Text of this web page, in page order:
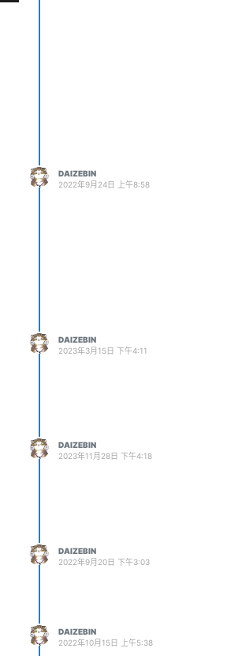
DAIZEBIN
2022年9月24日 上午8:58
DAIZEBIN
2023年3月15日 下午4:11
DAIZEBIN
2023年11月28日 下午4:18
DAIZEBIN
2022年9月20日 下午3:03
DAIZEBIN
2022年10月15日 上午5:38